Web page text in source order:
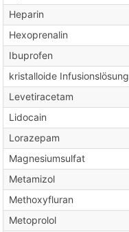
Heparin
Hexoprenalin
Ibuprofen
kristalloide Infusionslösung
Levetiracetam
Lidocain
Lorazepam
Magnesiumsulfat
Metamizol
Methoxyfluran
Metoprolol